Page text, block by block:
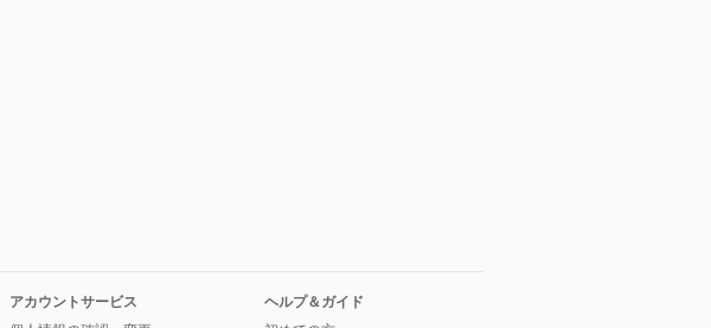
アカウントサービス
ヘルプ＆ガイド